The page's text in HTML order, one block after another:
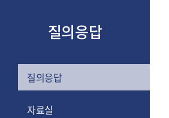
질의응답
질의응답
자료실